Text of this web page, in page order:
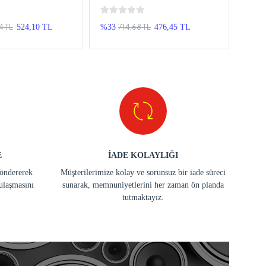
TL 524,10 TL
16GB - USB 3.0 Usb Bellek
%33 714,68 TL 476,45 TL
İADE KOLAYLIĞI
Müşterilerimize kolay ve sorunsuz bir iade süreci
sunarak, memnuniyetlerini her zaman ön planda
tutmaktayız.